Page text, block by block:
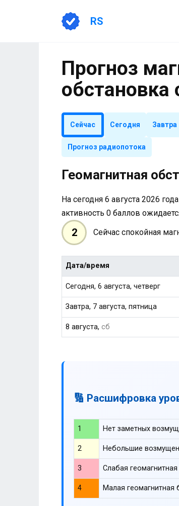
RS
Прогноз
обстановка
Сейчас Сегодня Завтра
Прогноз радиопотока
Геомагнитная
На сегодня 6 августа 2026
активность 0 баллов
2 Сейчас спокойная
Дата/время
Сегодня, 6 августа, четверг
Завтра, 7 августа, пятница
8 августа, сб
🔢 Расшифровка
1 Нет заметных
2 Небольшие
3 Слабая геомагнитная
4 Малая геомагнитная